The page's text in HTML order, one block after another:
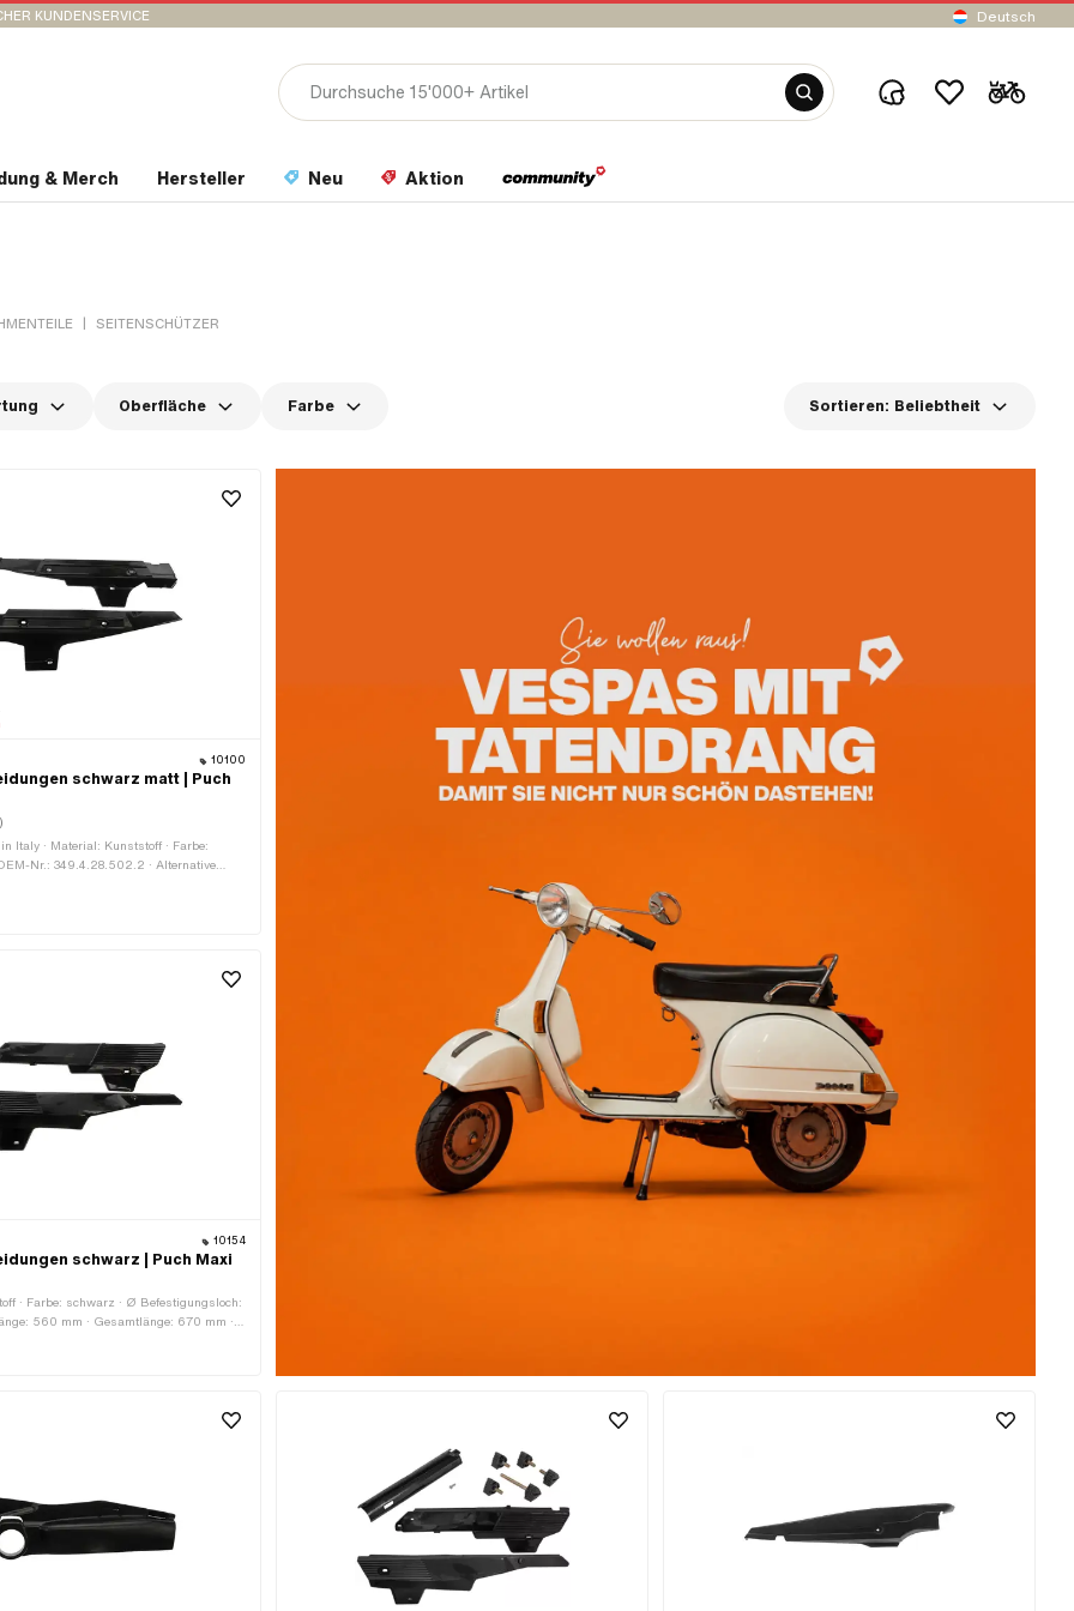
KUNDENSERVICE Deutsch
& Merch Hersteller Neu Aktion
| SEITENSCHÜTZER
Oberfläche Farbe Sortieren: Beliebtheit
10100
schwarz matt | Puch
Italy · Material: Kunststoff · Farbe:
Nr.: 349.4.28.502.2 · Alternative
10154
schwarz | Puch Maxi
· Farbe: schwarz · Ø Befestigungsloch:
560 mm · Gesamtlänge: 670 mm ·
5 Stk.